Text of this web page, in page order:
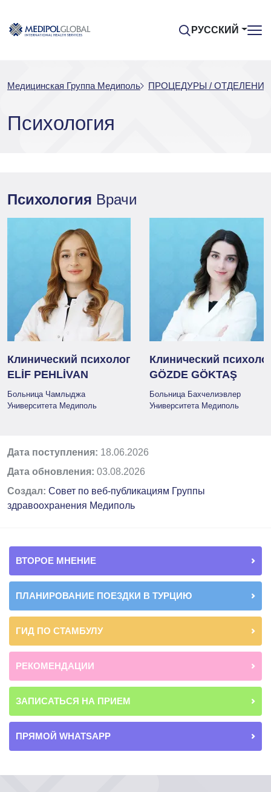
РУССКИЙ
Медицинская Группа Медиполь ПРОЦЕДУРЫ / ОТДЕЛЕНИЯ
Психология
Психология Врачи
Клинический психолог
ELİF PEHLİVAN
Больница Чамлыджа
Университета Медиполь
Клинический
GÖZDE GÖKTAŞ
Больница Бахчелиэвлер
Университета Медиполь
Дата поступления: 18.06.2026
Дата обновления: 03.08.2026
Создал: Совет по веб-публикациям Группы
здравоохранения Медиполь
ВТОРОЕ МНЕНИЕ
ПЛАНИРОВАНИЕ ПОЕЗДКИ В ТУРЦИЮ
ГИД ПО СТАМБУЛУ
РЕКОМЕНДАЦИИ
ЗАПИСАТЬСЯ НА ПРИЕМ
ПРЯМОЙ WHATSAPP